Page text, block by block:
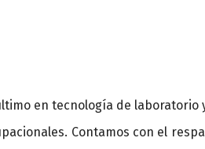
en tecnología de laboratorio
Contamos con el